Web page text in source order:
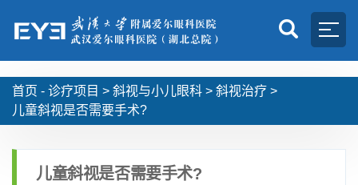
首页 - 诊疗项目 > 斜视与小儿眼科 > 斜视治疗 >
儿童斜视是否需要手术?
儿童斜视是否需要手术?